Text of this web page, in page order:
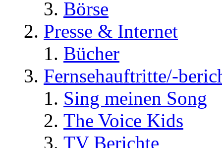
Börse
Presse & Internet
Bücher
Fernsehauftritte/-
Sing meinen Song
The Voice Kids
TV Berichte